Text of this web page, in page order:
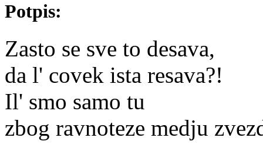
Potpis:
Zasto se sve to desava,
da l' covek ista resava?!
Il' smo samo tu
zbog ravnoteze medju